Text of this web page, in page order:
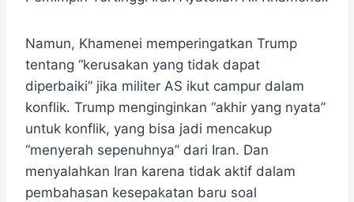
Namun, Khamenei memperingatkan Trump
tentang “kerusakan yang tidak dapat
diperbaiki” jika militer AS ikut campur dalam
konflik. Trump menginginkan “akhir yang nyata”
untuk konflik, yang bisa jadi mencakup
“menyerah sepenuhnya” dari Iran. Dan
menyalahkan Iran karena tidak aktif dalam
pembahasan kesepakatan baru soal